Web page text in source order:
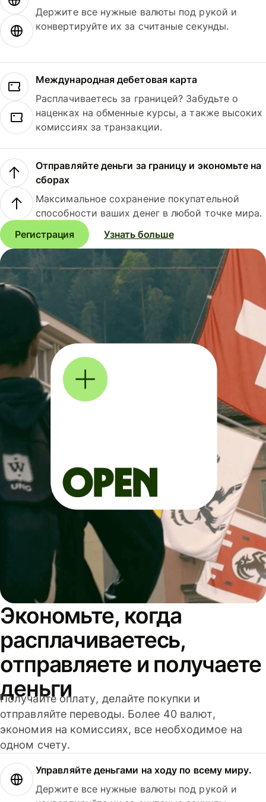
Держите все нужные валюты под рукой и
конвертируйте их за считаные секунды.
Международная дебетовая карта
Расплачиваетесь за границей? Забудьте о
наценках на обменные курсы, а также высоких
комиссиях за транзакции.
Отправляйте деньги за границу и экономьте на
сборах
Максимальное сохранение покупательной
способности ваших денег в любой точке мира.
Регистрация
Узнать больше
Экономьте, когда
расплачиваетесь,
отправляете и получаете
деньги
Получайте оплату, делайте покупки и
отправляйте переводы. Более 40 валют,
экономия на комиссиях, все необходимое на
одном счету.
Управляйте деньгами на ходу по всему миру.
Держите все нужные валюты под рукой и